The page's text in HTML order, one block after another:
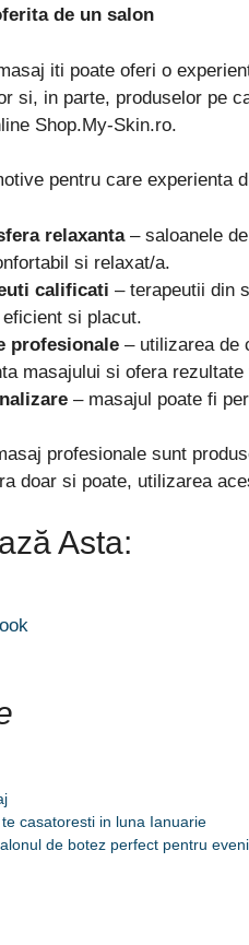
de un salon
iti poate oferi o
si, in parte, produselor pe
Shop.My-Skin.ro.
pentru care experienta
relaxanta– saloanele
si relaxat/a.
calificati – terapeutii din
si placut.
profesionale – utilizarea de
masajului si ofera
– masajul poate fi
profesionale sunt
doar si poate, utilizarea
Asta:
casatoresti in luna Ianuarie
de botez perfect pentru